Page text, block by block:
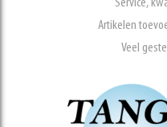
Service,
Artikelen
Veel